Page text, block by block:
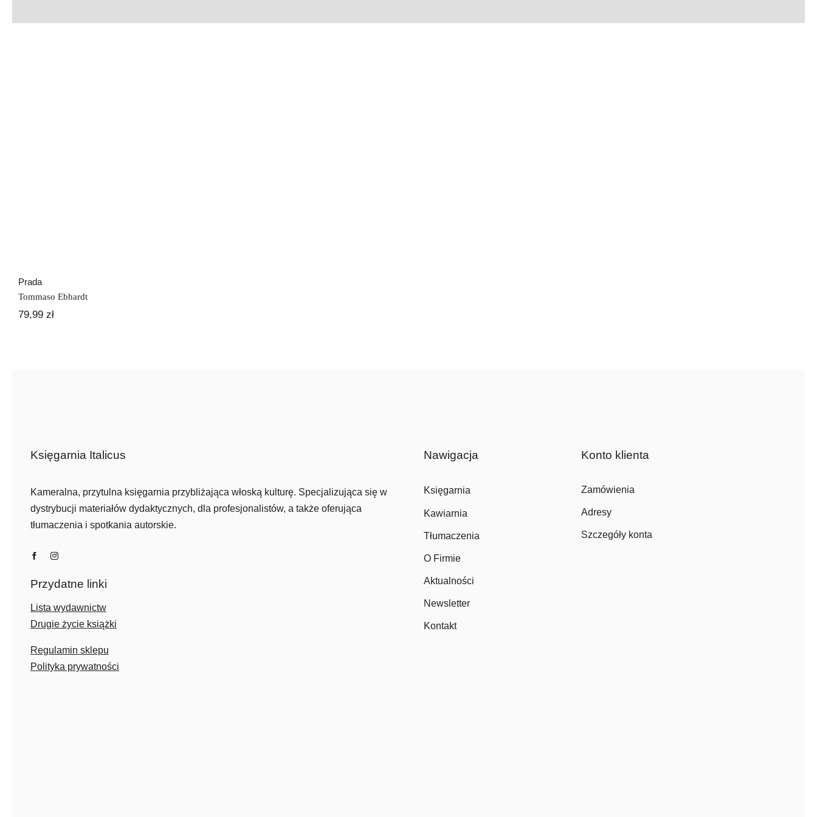
Prada
Tommaso Ebhardt
79,99 zł
Księgarnia Italicus
Kameralna, przytulna księgarnia przybliżająca włoską kulturę. Specjalizująca się w
dystrybucji materiałów dydaktycznych, dla profesjonalistów, a także oferująca
tłumaczenia i spotkania autorskie.
Przydatne linki
Lista wydawnictw
Drugie życie książki
Regulamin sklepu
Polityka prywatności
Nawigacja
Księgarnia
Kawiarnia
Tłumaczenia
O Firmie
Aktualności
Newsletter
Kontakt
Konto klienta
Zamówienia
Adresy
Szczegóły konta